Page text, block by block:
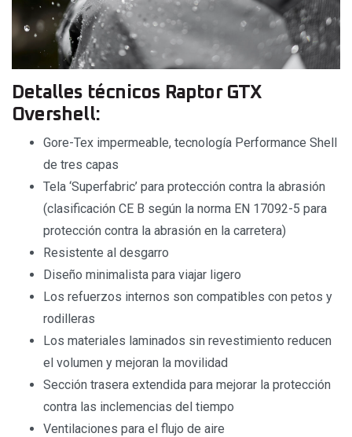
Detalles técnicos Raptor GTX
Overshell:
Gore-Tex impermeable, tecnología Performance Shell
de tres capas
Tela ‘Superfabric’ para protección contra la abrasión
(clasificación CE B según la norma EN 17092-5 para
protección contra la abrasión en la carretera)
Resistente al desgarro
Diseño minimalista para viajar ligero
Los refuerzos internos son compatibles con petos y
rodilleras
Los materiales laminados sin revestimiento reducen
el volumen y mejoran la movilidad
Sección trasera extendida para mejorar la protección
contra las inclemencias del tiempo
Ventilaciones para el flujo de aire